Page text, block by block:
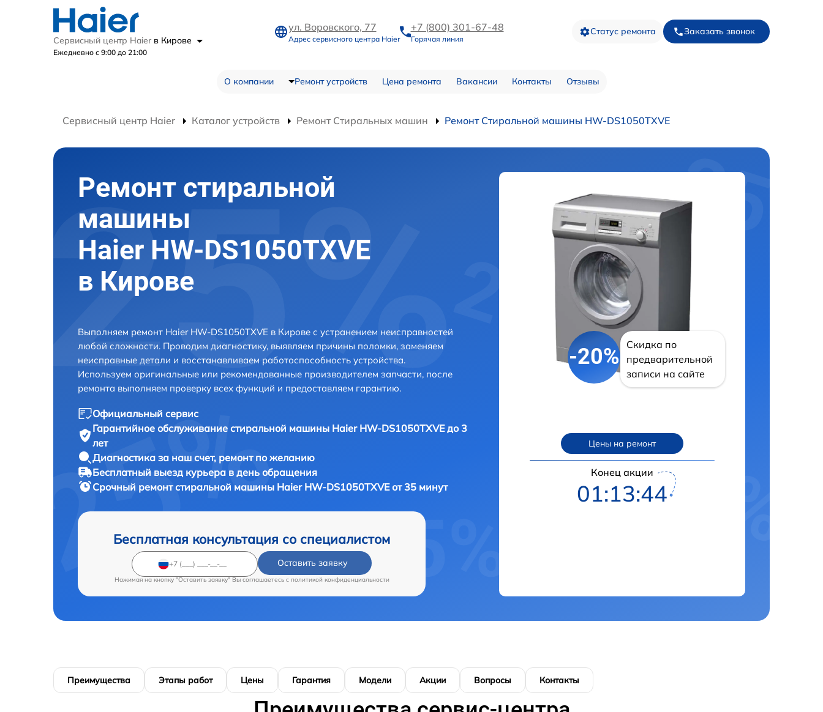
Сервисный центр Haier в Кирове
Ежедневно с 9:00 до 21:00
ул. Воровского, 77
Адрес сервисного центра Haier
+7 (800) 301-67-48
Горячая линия
Статус ремонта Заказать звонок
О компании Ремонт устройств Цена ремонта Вакансии Контакты Отзывы
Сервисный центр Haier Каталог устройств Ремонт Стиральных машин Ремонт Стиральной машины HW-DS1050TXVE
Ремонт стиральной
машины
Haier HW-DS1050TXVE
в Кирове
Выполняем ремонт Haier HW-DS1050TXVE в Кирове с устранением неисправностей
любой сложности. Проводим диагностику, выявляем причины поломки, заменяем
неисправные детали и восстанавливаем работоспособность устройства.
Используем оригинальные или рекомендованные производителем запчасти, после
ремонта выполняем проверку всех функций и предоставляем гарантию.
Официальный сервис
Гарантийное обслуживание стиральной машины Haier HW-DS1050TXVE до 3
лет
Диагностика за наш счет, ремонт по желанию
Бесплатный выезд курьера в день обращения
Срочный ремонтстиральной машины Haier HW-DS1050TXVE от 35 минут
Бесплатная консультация со специалистом
Оставить заявку
Нажимая на кнопку "Оставить заявку" Вы соглашаетесь c политикой конфиденциальности
-20%
Скидка по
предварительной
записи на сайте
Цены на ремонт
Конец акции
01:13:43
Преимущества Этапы работ Цены Гарантия Модели Акции Вопросы Контакты